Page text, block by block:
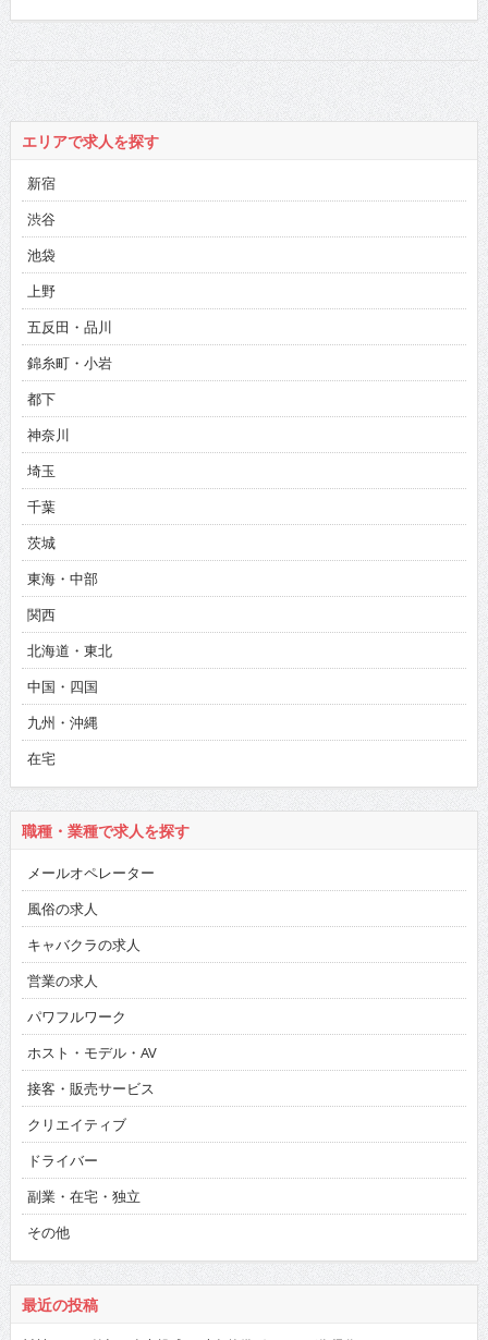
エリアで求人を探す
新宿
渋谷
池袋
上野
五反田・品川
錦糸町・小岩
都下
神奈川
埼玉
千葉
茨城
東海・中部
関西
北海道・東北
中国・四国
九州・沖縄
在宅
職種・業種で求人を探す
メールオペレーター
風俗の求人
キャバクラの求人
営業の求人
パワフルワーク
ホスト・モデル・AV
接客・販売サービス
クリエイティブ
ドライバー
副業・在宅・独立
その他
最近の投稿